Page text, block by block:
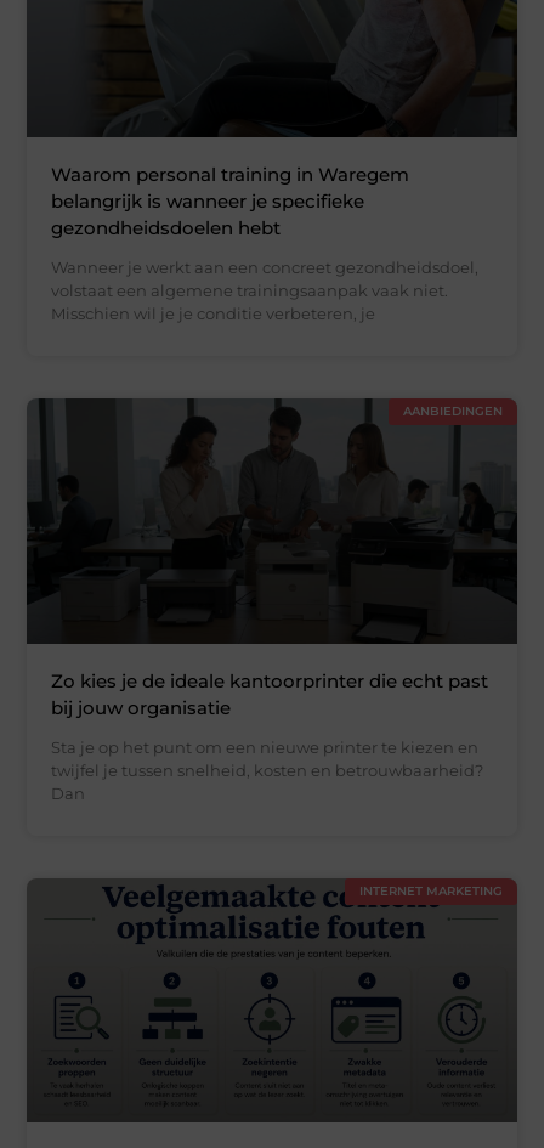
Waarom personal training in Waregem
belangrijk is wanneer je specifieke
gezondheidsdoelen hebt
Wanneer je werkt aan een concreet gezondheidsdoel,
volstaat een algemene trainingsaanpak vaak niet.
Misschien wil je je conditie verbeteren, je
AANBIEDINGEN
Zo kies je de ideale kantoorprinter die echt past
bij jouw organisatie
Sta je op het punt om een nieuwe printer te kiezen en
twijfel je tussen snelheid, kosten en betrouwbaarheid?
Dan
INTERNET MARKETING